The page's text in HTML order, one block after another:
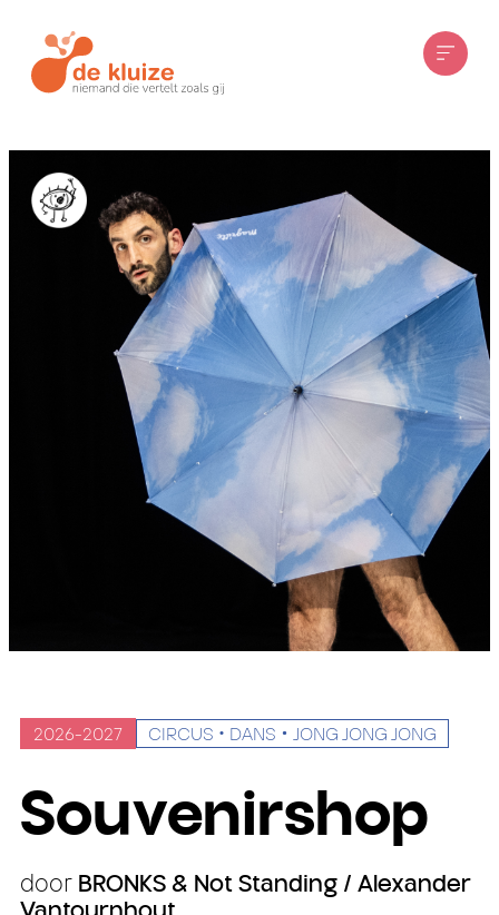
2026-2027 CIRCUS DANS JONG JONG JONG
Souvenirshop
door BRONKS & Not Standing / Alexander